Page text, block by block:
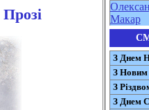
Макар
З Днем
З
З
З Днем